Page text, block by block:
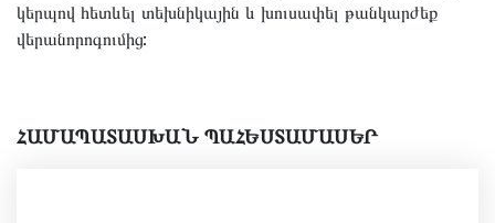
կերպով հետևել տեխնիկային և խուսափել թանկարժեք
վերանորոգումից:
ՀԱՄԱՊԱՏԱՍԽԱՆ ՊԱՀԵՍՏԱՄԱՍԵՐ